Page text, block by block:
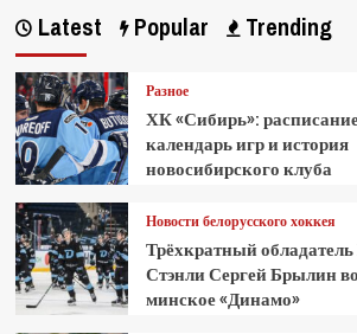
Latest Popular Trending
Разное
ХК «Сибирь»:
календарь игр и история
новосибирского клуба
Новости белорусского хоккея
Трёхкратный
Стэнли Сергей Брылин
минское «Динамо»